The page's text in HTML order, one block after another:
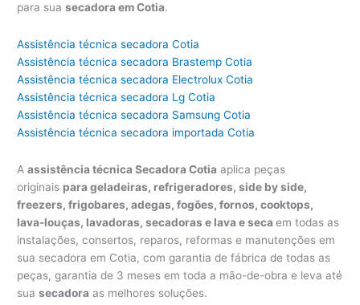
para suasecadora em Cotia.
Assistência técnica secadora Cotia
Assistência técnica secadora Brastemp Cotia
Assistência técnica secadora Electrolux Cotia
Assistência técnica secadora Lg Cotia
Assistência técnica secadora Samsung Cotia
Assistência técnica secadora importada Cotia
Aassistência técnica Secadora Cotia aplica peças
originais para geladeiras, refrigeradores, side by side,
freezers, frigobares, adegas, fogões, fornos, cooktops,
lava-louças, lavadoras, secadoras e lava e secaem todas as
instalações, consertos, reparos, reformas e manutenções em
sua secadora em Cotia, com garantia de fábrica de todas as
peças, garantia de 3 meses em toda a mão-de-obra e leva até
suasecadora as melhores soluções.